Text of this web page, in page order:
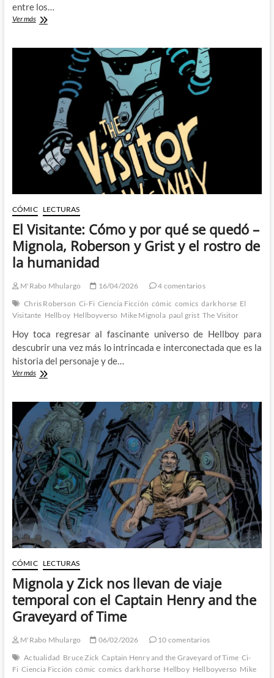
entre los…
Ver másLa
Barbiere,
Mammone
Santos
CÓMIC LECTURAS
El Visitante: Cómo y por qué se quedó –
Mignola, Roberson y Grist y el rostro de
la humanidad
M'Rabo Mhulargo 16/04/2026
4 comentarios
Chris Roberson Ci-Fi Ciencia Ficción cómic comics dark horse El
Visitante Hellboy Hellboyverso Mike Mignola paul grist The Visitor
Hoy toca regresar al fascinante universo de Hellboy para
descubrir una vez más lo intrincada e interconectada que es la
historia del personaje y de…
Ver másEl
y
por
qué
se
quedó
–
Mignola,
Roberson
y
Grist
y
el
rostro
de
la
humanidad
CÓMIC LECTURAS
Mignola y Zick nos llevan de viaje
temporal con el Captain Henry and the
Graveyard of Time
M'Rabo Mhulargo 06/02/2026
10 comentarios
Actualidad Bruce Zick Captain Henry and the Graveyard of Time Ci-
Fi Ciencia Ficción cómic comics dark horse Hellboy Hellboyverso Mike